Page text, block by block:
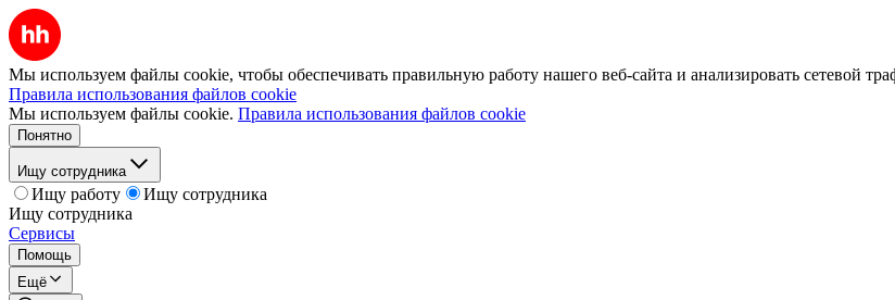
Мы используем файлы cookie, чтобы обеспечивать правильную работу нашего веб-сайта и анализировать сетевой
Правила использования файлов cookie
Мы используем файлы cookie. Правила использования файлов cookie
Понятно
Ищу сотрудника
Ищу работу
Ищу сотрудника
Ищу сотрудника
Сервисы
Помощь
Ещё